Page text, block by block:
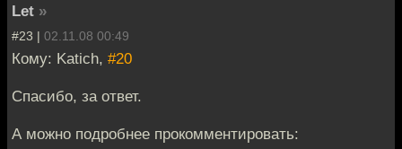
Let »
#23 | 02.11.08 00:49
Кому: Katich, #20
Спасибо, за ответ.
А можно подробнее прокомментировать: